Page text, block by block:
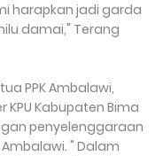
harapkan jadi garda
damai," Terang
PPK Ambalawi,
KPU Kabupaten Bima
penyelenggaraan
" Dalam